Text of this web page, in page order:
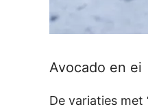
Avocado en ei
De variaties